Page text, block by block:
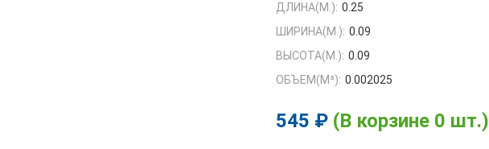
ДЛИНА(М.): 0.25
ШИРИНА(М.): 0.09
ВЫСОТА(М.): 0.09
ОБЪЕМ(M³): 0.002025
545 ₽ (В корзине 0 шт.)